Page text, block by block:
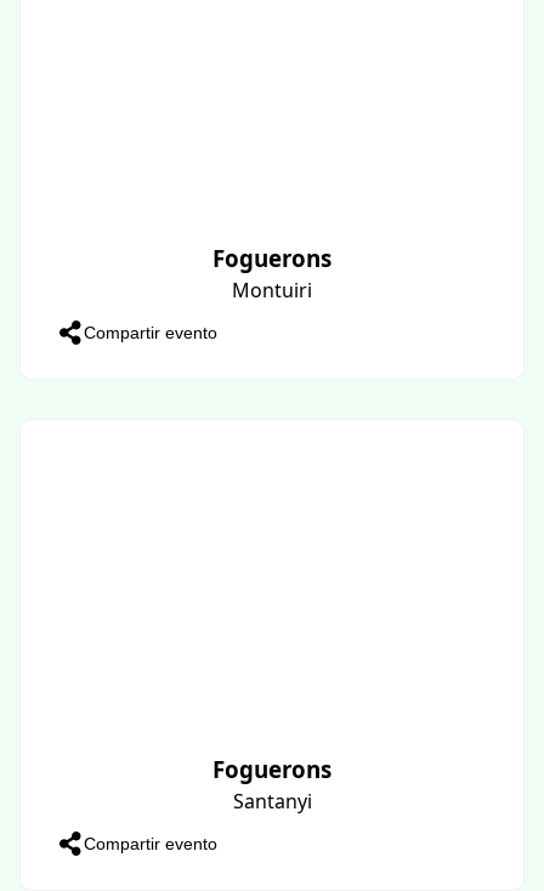
Foguerons
Montuiri
Compartir evento
Foguerons
Santanyi
Compartir evento